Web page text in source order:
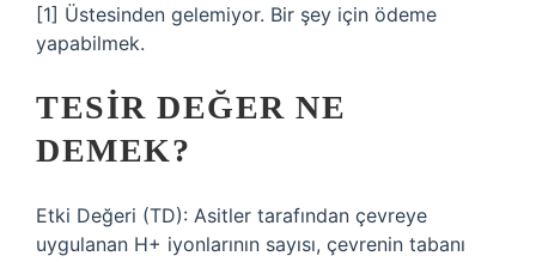
[1] Üstesinden gelemiyor. Bir şey için ödeme
yapabilmek.
TESIR DEĞER NE
DEMEK?
Etki Değeri (TD): Asitler tarafından çevreye
uygulanan H+ iyonlarının sayısı, çevrenin tabanı